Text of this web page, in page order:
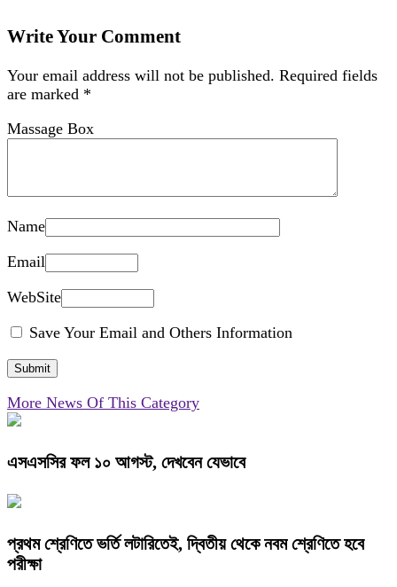
Write Your Comment
Your email address will not be published. Required fields
are marked *
Massage Box
Name
Email
WebSite
Save Your Email and Others Information
More News Of This Category
এসএসসির ফল ১০ আগস্ট, দেখবেন যেভাবে
প্রথম শ্রেণিতে ভর্তি লটারিতেই, দ্বিতীয় থেকে নবম শ্রেণিতে হবে
পরীক্ষা